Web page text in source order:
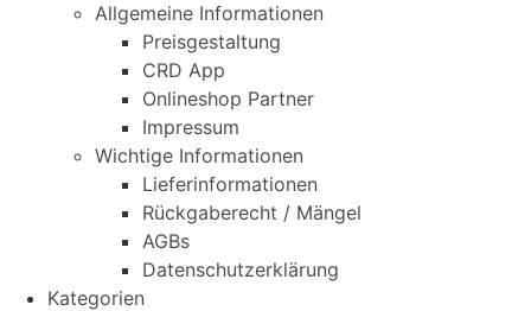
Allgemeine Informationen
Preisgestaltung
CRD App
Onlineshop Partner
Impressum
Wichtige Informationen
Lieferinformationen
Rückgaberecht / Mängel
AGBs
Datenschutzerklärung
Kategorien